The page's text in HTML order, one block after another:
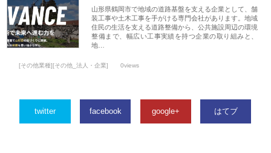
山形県鶴岡市で地域の道路基盤を支える企業として、舗
装工事や土木工事を手がける専門会社があります。地域
住民の生活を支える道路整備から、公共施設周辺の環境
整備まで、幅広い工事実績を持つ企業の取り組みと、
地…
[その他業種][その他_法人・企業] 0views
twitter facebook google+ はてブ